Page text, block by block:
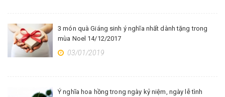
3 món quà Giáng sinh ý nghĩa nhất dành tặng trong
mùa Noel 14/12/2017
03/01/2019
Ý nghĩa hoa hồng trong ngày kỷ niệm, ngày lễ tình